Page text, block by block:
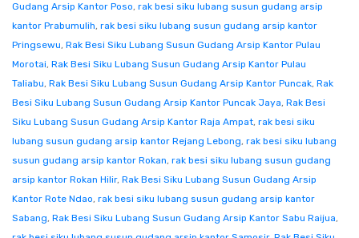
Gudang Arsip Kantor Poso, rak besi siku lubang susun gudang arsip
kantor Prabumulih, rak besi siku lubang susun gudang arsip kantor
Pringsewu, Rak Besi Siku Lubang Susun Gudang Arsip Kantor Pulau
Morotai, Rak Besi Siku Lubang Susun Gudang Arsip Kantor Pulau
Taliabu, Rak Besi Siku Lubang Susun Gudang Arsip Kantor Puncak, Rak
Besi Siku Lubang Susun Gudang Arsip Kantor Puncak Jaya, Rak Besi
Siku Lubang Susun Gudang Arsip Kantor Raja Ampat, rak besi siku
lubang susun gudang arsip kantor Rejang Lebong, rak besi siku lubang
susun gudang arsip kantor Rokan, rak besi siku lubang susun gudang
arsip kantor Rokan Hilir, Rak Besi Siku Lubang Susun Gudang Arsip
Kantor Rote Ndao, rak besi siku lubang susun gudang arsip kantor
Sabang, Rak Besi Siku Lubang Susun Gudang Arsip Kantor Sabu Raijua,